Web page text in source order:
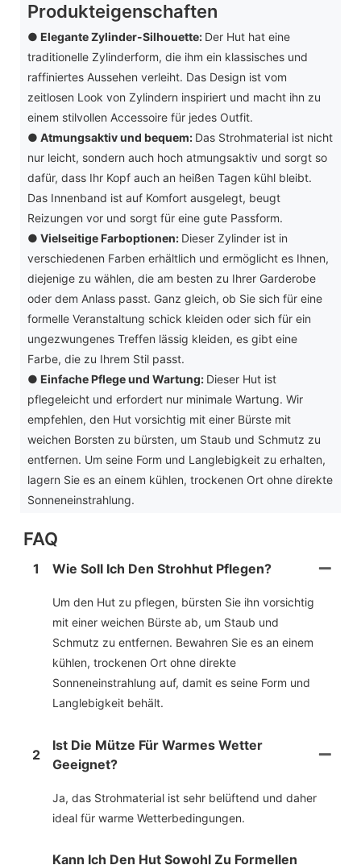
Produkteigenschaften
● Elegante Zylinder-Silhouette: Der Hut hat eine
traditionelle Zylinderform, die ihm ein klassisches und
raffiniertes Aussehen verleiht. Das Design ist vom
zeitlosen Look von Zylindern inspiriert und macht ihn zu
einem stilvollen Accessoire für jedes Outfit.
● Atmungsaktiv und bequem: Das Strohmaterial ist nicht
nur leicht, sondern auch hoch atmungsaktiv und sorgt so
dafür, dass Ihr Kopf auch an heißen Tagen kühl bleibt.
Das Innenband ist auf Komfort ausgelegt, beugt
Reizungen vor und sorgt für eine gute Passform.
● Vielseitige Farboptionen: Dieser Zylinder ist in
verschiedenen Farben erhältlich und ermöglicht es Ihnen,
diejenige zu wählen, die am besten zu Ihrer Garderobe
oder dem Anlass passt. Ganz gleich, ob Sie sich für eine
formelle Veranstaltung schick kleiden oder sich für ein
ungezwungenes Treffen lässig kleiden, es gibt eine
Farbe, die zu Ihrem Stil passt.
● Einfache Pflege und Wartung: Dieser Hut ist
pflegeleicht und erfordert nur minimale Wartung. Wir
empfehlen, den Hut vorsichtig mit einer Bürste mit
weichen Borsten zu bürsten, um Staub und Schmutz zu
entfernen. Um seine Form und Langlebigkeit zu erhalten,
lagern Sie es an einem kühlen, trockenen Ort ohne direkte
Sonneneinstrahlung.
FAQ
1 Wie Soll Ich Den Strohhut Pflegen?
Um den Hut zu pflegen, bürsten Sie ihn vorsichtig
mit einer weichen Bürste ab, um Staub und
Schmutz zu entfernen. Bewahren Sie es an einem
kühlen, trockenen Ort ohne direkte
Sonneneinstrahlung auf, damit es seine Form und
Langlebigkeit behält.
2
Ist Die Mütze Für Warmes Wetter
Geeignet?
Ja, das Strohmaterial ist sehr belüftend und daher
ideal für warme Wetterbedingungen.
Kann Ich Den Hut Sowohl Zu Formellen